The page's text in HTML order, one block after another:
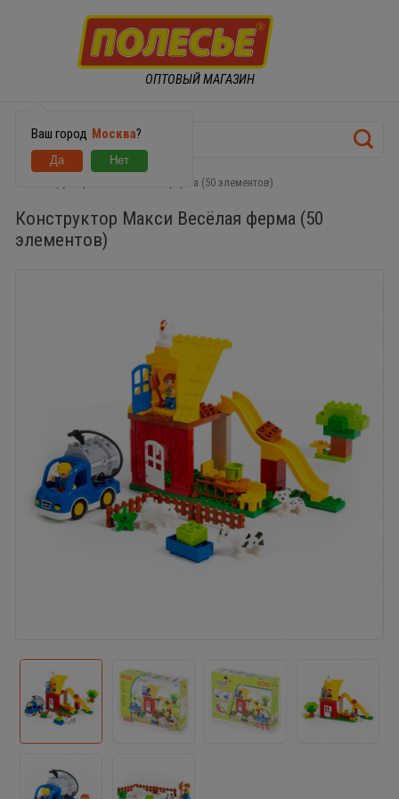
ОПТОВЫЙ МАГАЗИН
Ваш город Москва?
Конструктор Макси Весёлая ферма (50 элементов)
Конструктор Макси Весёлая ферма (50
элементов)